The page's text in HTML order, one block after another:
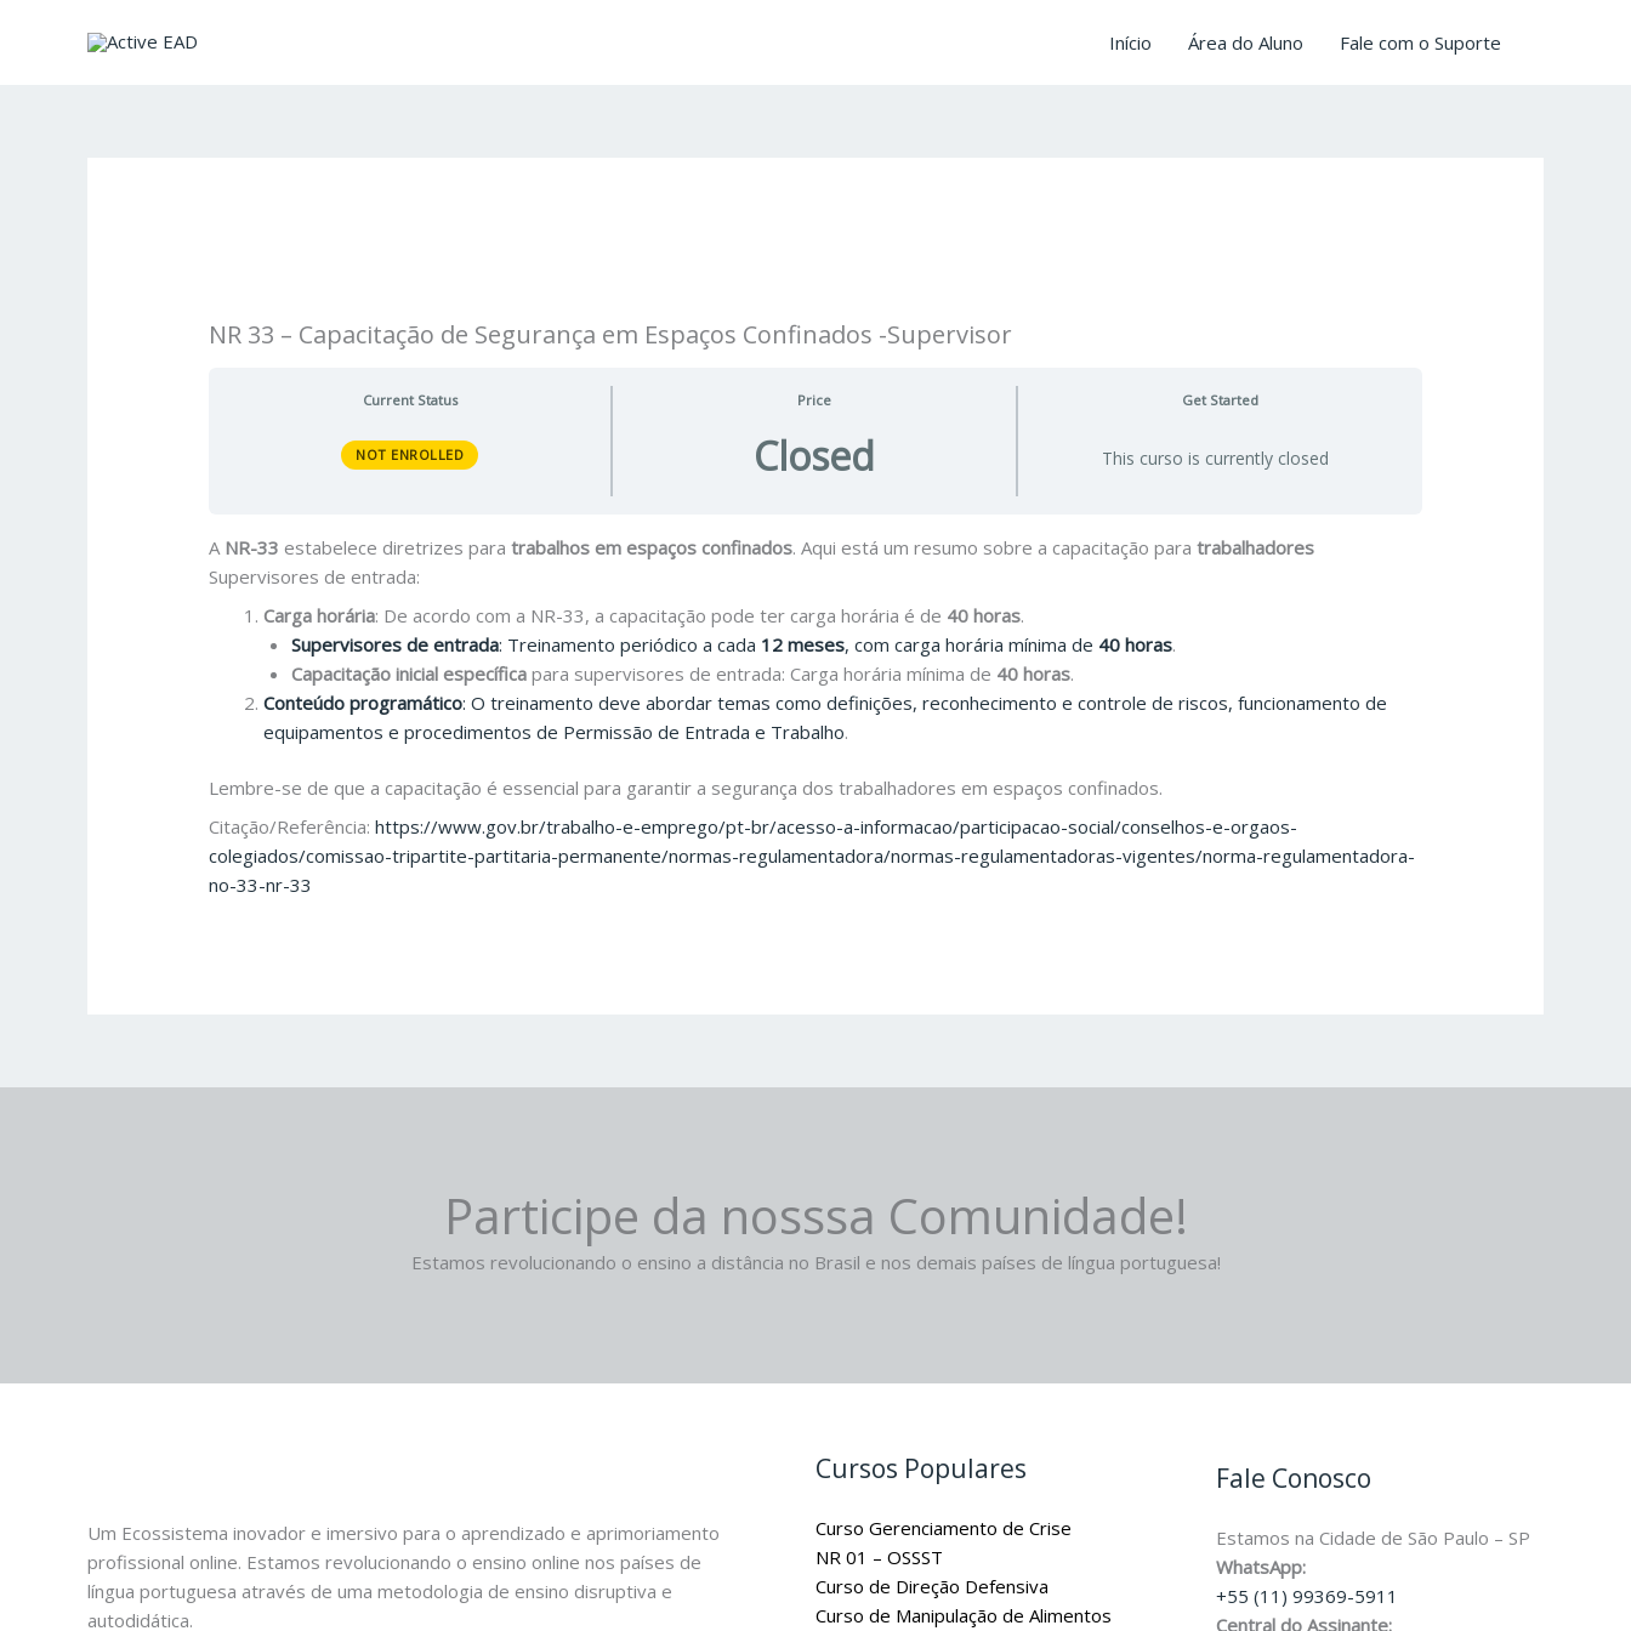
Início Área do Aluno Fale com o Suporte
NR 33 – Capacitação de Segurança em Espaços Confinados -Supervisor
Current Status
NOT ENROLLED
Price
Closed
Get Started
This curso is currently closed
A NR-33 estabelece diretrizes paratrabalhos em espaços confinados. Aqui está um resumo sobre a capacitação paratrabalhadores
Supervisores de entrada:
Carga horária: De acordo com a NR-33, a capacitação pode ter carga horária é de 40 horas.
Supervisores de entrada: Treinamento periódico a cada 12 meses, com carga horária mínima de 40 horas.
Capacitação inicial específicapara supervisores de entrada: Carga horária mínima de 40 horas.
Conteúdo programático: O treinamento deve abordar temas como definições, reconhecimento e controle de riscos, funcionamento de
equipamentos e procedimentos de Permissão de Entrada e Trabalho.
Lembre-se de que a capacitação é essencial para garantir a segurança dos trabalhadores em espaços confinados.
Citação/Referência:https://www.gov.br/trabalho-e-emprego/pt-br/acesso-a-informacao/participacao-social/conselhos-e-orgaos-
colegiados/comissao-tripartite-partitaria-permanente/normas-regulamentadora/normas-regulamentadoras-vigentes/norma-regulamentadora-
no-33-nr-33
Participe da nosssa Comunidade!
Estamos revolucionando o ensino a distância no Brasil e nos demais países de língua portuguesa!
Um Ecossistema inovador e imersivo para o aprendizado e aprimoriamento
profissional online. Estamos revolucionando o ensino online nos países de
língua portuguesa através de uma metodologia de ensino disruptiva e
autodidática.
Cursos Populares
Curso Gerenciamento de Crise
NR 01 – OSSST
Curso de Direção Defensiva
Curso de Manipulação de Alimentos
Fale Conosco
Estamos na Cidade de São Paulo – SP
WhatsApp:
+55 (11) 99369-5911
Central do Assinante: